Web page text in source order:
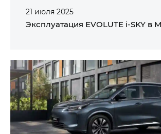
21 июля 2025
Эксплуатация EVOLUTE i‑SKY в